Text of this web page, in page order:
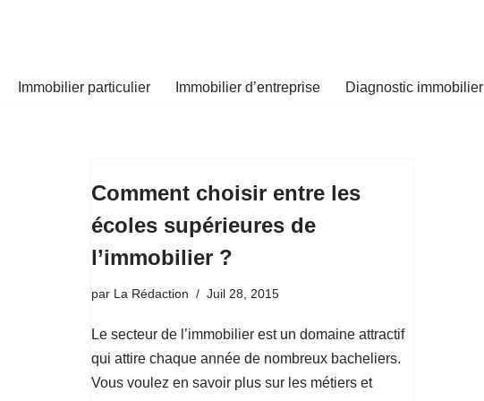
Immobilier particulier Immobilier d’entreprise Diagnostic immobilier
Comment choisir entre les
écoles supérieures de
l’immobilier ?
par La Rédaction Juil 28, 2015
Le secteur de l’immobilier est un domaine attractif
qui attire chaque année de nombreux bacheliers.
Vous voulez en savoir plus sur les métiers et